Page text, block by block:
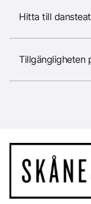
Hitta till
Tillgängligheten